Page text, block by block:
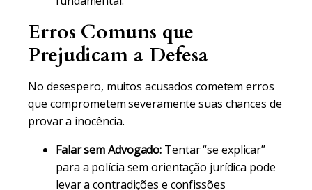
Erros Comuns que
Prejudicam a Defesa
No desespero, muitos acusados cometem erros
que comprometem severamente suas chances de
provar a inocência.
Falar sem Advogado: Tentar “se explicar”
para a polícia sem orientação jurídica pode
levar a contradições e confissões